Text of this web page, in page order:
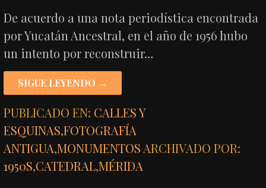
De acuerdo a una nota periodística encontrada
por Yucatán Ancestral, en el año de 1956 hubo
un intento por reconstruir…
SIGUE LEYENDO →
PUBLICADO EN: CALLES Y
ESQUINAS,FOTOGRAFÍA
ANTIGUA,MONUMENTOS ARCHIVADO POR:
1950S,CATEDRAL,MÉRIDA